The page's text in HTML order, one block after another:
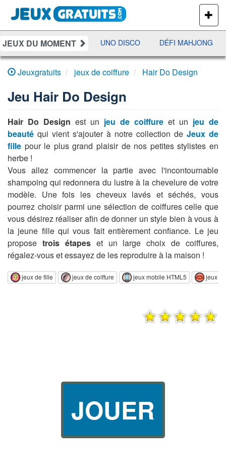
PLUS
DE
JEUX
JEUX DU MOMENT
JETX YAHTZEE UNO DISCO DÉFI MAHJONG
Jeuxgratuits jeux de coiffure Hair Do Design
Jeu Hair Do Design
Hair Do Design est un jeu de coiffure et un jeu de
beauté qui vient s'ajouter à notre collection de Jeux de
fille pour le plus grand plaisir de nos petites stylistes en
herbe !
Vous allez commencer la partie avec l'incontournable
shampoing qui redonnera du lustre à la chevelure de votre
modèle. Une fois les cheveux lavés et séchés, vous
pourrez choisir parmi une sélection de coiffures celle que
vous désirez réaliser afin de donner un style bien à vous à
la jeune fille qui vous fait entièrement confiance. Le jeu
propose trois étapeset un large choix de coiffures,
régalez-vous et essayez de les reproduire à la maison !
jeux de fille jeux de coiffure jeux mobile HTML5 jeux
JOUER